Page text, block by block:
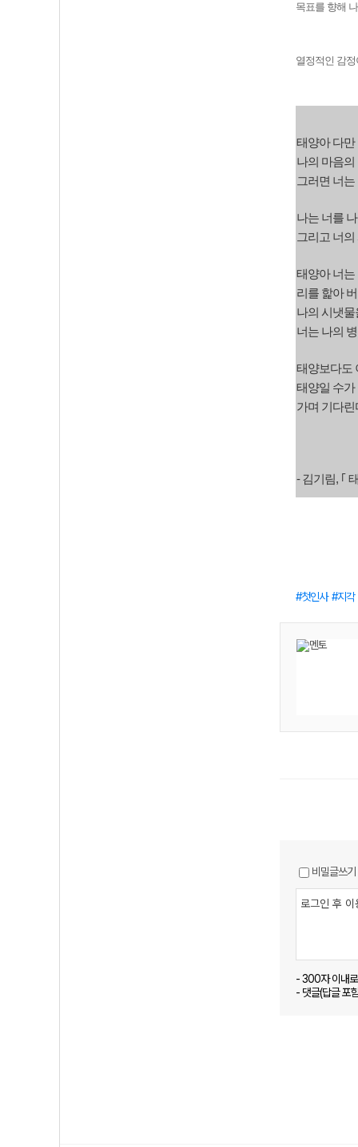
목표를 향해
열정적인 감
태양아 다만
나의 마음
그러면 너
나는 너를
그리고 너
태양아 너는
리를 핥아
나의 시냇
너는 나의
태양보다도
태양일 수가
가며 기다린
- 김기림, ｢
첫인사 지각
비밀글쓰기
- 300자 이내
- 댓글(답글 포